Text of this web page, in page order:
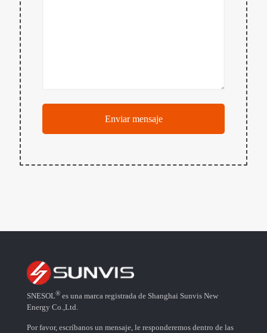
SNESOL® es una marca registrada de Shanghai Sunvis New
Energy Co.,Ltd.
Por favor, escríbanos un mensaje, le responderemos dentro de las